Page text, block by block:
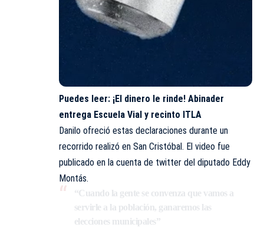
Puedes leer: ¡El dinero le rinde! Abinader
entrega Escuela Vial y recinto ITLA
Danilo ofreció estas declaraciones durante un
recorrido realizó en San Cristóbal. El video fue
publicado en la cuenta de twitter del diputado Eddy
Montás.
“Cuando la gente se convenza que vamos a
servirle a la población, ganaremos las
elecciones municipales”